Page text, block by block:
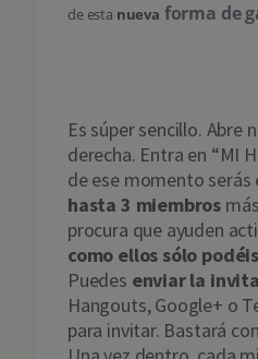
de esta nueva forma de
Es súper sencillo. Abre
derecha. Entra en “MI
de ese momento serás
hasta 3 miembros
procura que ayuden
como ellos sólo
Puedes enviar la
Hangouts, Google+ o
para invitar. Bastará